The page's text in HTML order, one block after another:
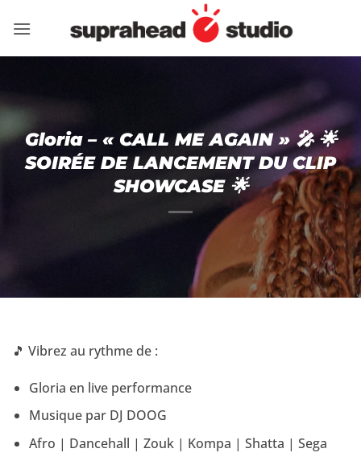
au
Gloria – « CALL ME AGAIN » 🎤 🌟
SOIRÉE DE LANCEMENT DU CLIP
SHOWCASE 🌟
🎵 Vibrez au rythme de :
Gloria en live performance
Musique par DJ DOOG
Afro | Dancehall | Zouk | Kompa | Shatta | Sega